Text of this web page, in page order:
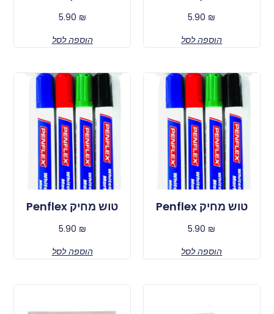
5.90 ₪
הוספה לסל
5.90 ₪
הוספה לסל
טוש מחיק Penflex
5.90 ₪
הוספה לסל
טוש מחיק Penflex
5.90 ₪
הוספה לסל